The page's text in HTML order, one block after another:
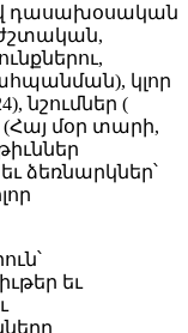
դասախօսական
կլոր
նշումներ (
(Հայ մօր տարի,
ձեռնարկներ՝
եւ